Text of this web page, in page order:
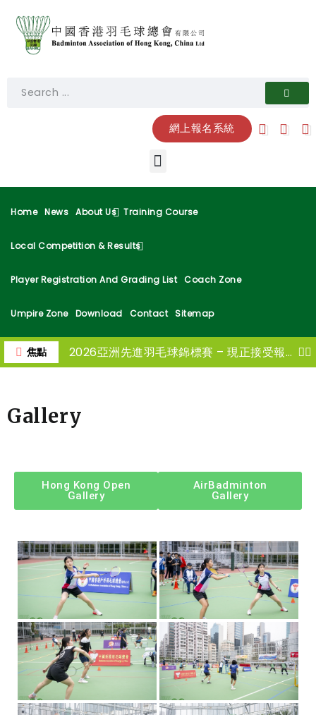
網上報名系統
Home News About Us Training Course
Local Competition & Results
Player Registration And Grading List Coach Zone
Umpire Zone Download Contact Sitemap
焦點 2026亞洲先進羽毛球錦標賽 – 現正接受報名
Gallery
Hong Kong Open
Gallery
AirBadminton
Gallery